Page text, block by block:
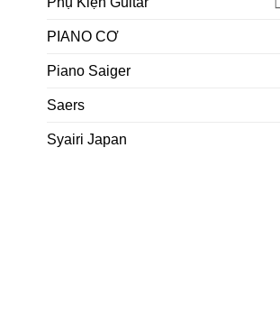
PIANO CƠ
Piano Saiger
Saers
Syairi Japan